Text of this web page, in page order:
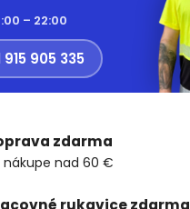
– 22:00
915 905 335
zdarma
nákupe nad 60 €
rukavice zdarma